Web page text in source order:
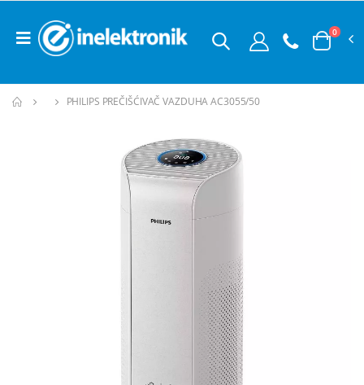
0
PHILIPS PREČIŠĆIVAČ VAZDUHA AC3055/50